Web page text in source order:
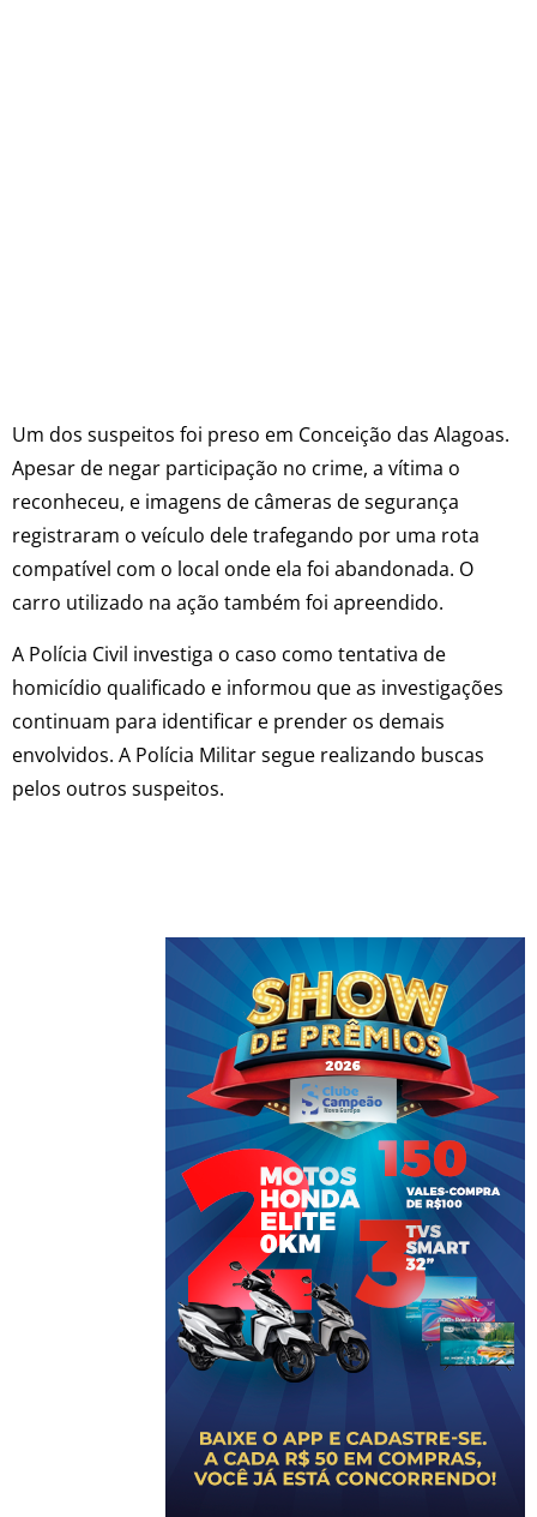
Um dos suspeitos foi preso em Conceição das Alagoas.
Apesar de negar participação no crime, a vítima o
reconheceu, e imagens de câmeras de segurança
registraram o veículo dele trafegando por uma rota
compatível com o local onde ela foi abandonada. O
carro utilizado na ação também foi apreendido.
A Polícia Civil investiga o caso como tentativa de
homicídio qualificado e informou que as investigações
continuam para identificar e prender os demais
envolvidos. A Polícia Militar segue realizando buscas
pelos outros suspeitos.